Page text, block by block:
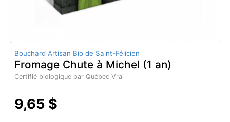
Bouchard Artisan Bio de Saint-Félicien
Fromage Chute à Michel (1 an)
Certifié biologique par Québec Vrai
9,65 $